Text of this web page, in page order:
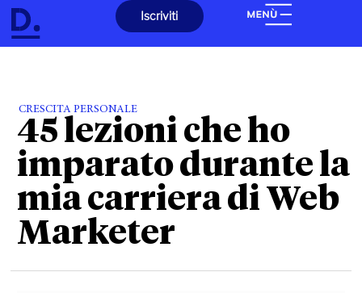
Iscriviti
CRESCITA PERSONALE
45 lezioni che ho
imparato durante la
mia carriera di Web
Marketer